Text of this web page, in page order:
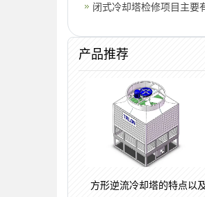
闭式冷却塔检修项目主要
产品推荐
方形逆流冷却塔的特点以